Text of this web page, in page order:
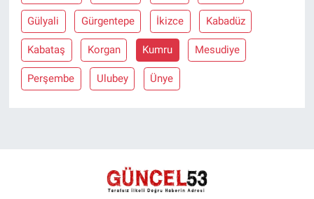
Gülyali Gürgentepe İkizce Kabadüz
Kabataş Korgan Kumru Mesudiye
Perşembe Ulubey Ünye